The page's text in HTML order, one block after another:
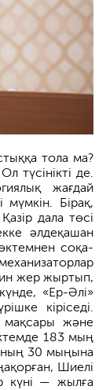
тола ма?
түсінікті де.
жағдай
Бірақ,
дала төсі
әлдеқашан
соқа-
жер жыртып,
«Ер-Әлі»
кіріседі.
және
183 мың
30 мыңына
Шиелі
күні — жылға